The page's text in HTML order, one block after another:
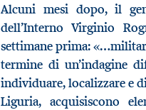
Alcuni mesi dopo, il
dell’Interno Virginio
settimane prima:
termine di un’indagine
individuare, localizzare e
Liguria, acquisiscono